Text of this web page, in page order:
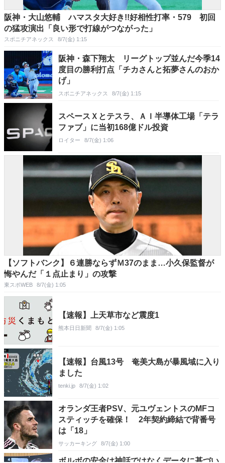
阪神・大山悠輔 ハマスタ大好き!!好相性打率・579 初回
の猛攻演出「良い形で打線がつながった」
スポニチアネックス 8/7(金) 1:15
阪神・森下翔太 リーグトップ並んだ今季14
度目の勝利打点「チカさんと拓夢さんのおか
げ」
スポニチアネックス 8/7(金) 1:15
スペースＸとテスラ、ＡＩ半導体工場「テラ
ファブ」に当初168億ドル投資
ロイター 8/7(金) 1:06
【ソフトバンク】６連勝ならずＭ37のまま…小久保監督が
悔やんだ「１点止まり」の攻撃
東スポWEB 8/7(金) 1:05
【速報】上天草市など震度1
熊本日日新聞 8/7(金) 1:05
【速報】台風13号 奄美大島が暴風域に入り
ました
tenki.jp 8/7(金) 1:02
オランダ王者PSV、元ユヴェントスのMFコ
スティッチを確保！ 2年契約締結で背番号
は「18」
サッカーキング 8/7(金) 1:00
ボルボの安全は神話ではなくデータに基づい